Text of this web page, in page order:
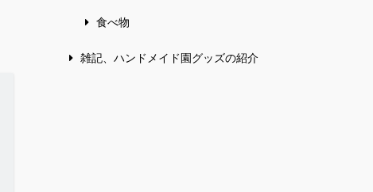
食べ物
雑記、ハンドメイド園グッズの紹介